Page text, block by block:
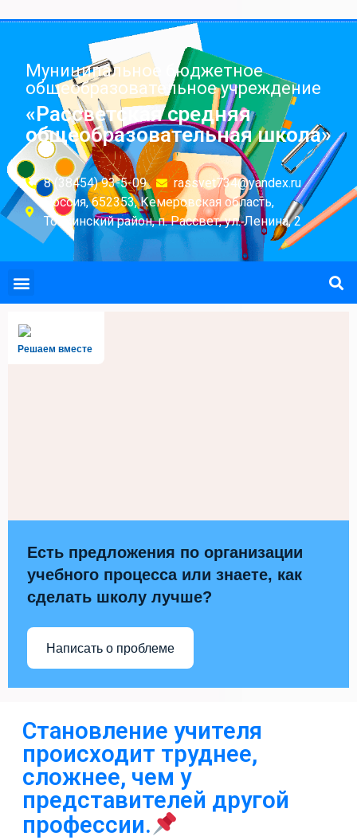
Муниципальное бюджетное
общеобразовательное учреждение
«Рассветская средняя
общеобразовательная школа»
8 (38454) 93-5-09
rassvet734@yandex.ru
Россия, 652353, Кемеровская область,
Топкинский район, п. Рассвет, ул. Ленина, 2
Решаем вместе
Есть предложения по организации
учебного процесса или знаете, как
сделать школу лучше?
Написать о проблеме
Становление учителя
происходит труднее,
сложнее, чем у
представителей другой
профессии.